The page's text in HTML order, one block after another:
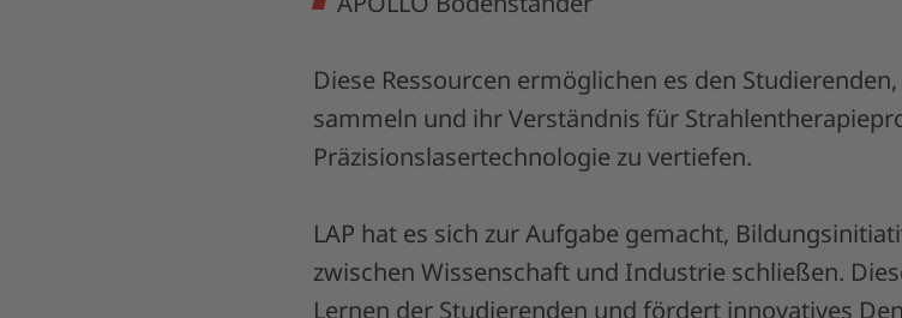
Diese Ressourcen ermöglichen es den
sammeln und ihr Verständnis für
Präzisionslasertechnologie zu vertiefen.
LAP hat es sich zur Aufgabe gemacht,
zwischen Wissenschaft und Industrie schließen.
Lernen der Studierenden und fördert innovatives